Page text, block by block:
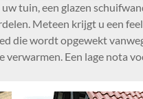
tuin, een glazen
Meteen krijgt u een
die wordt opgewekt
Een lage nota